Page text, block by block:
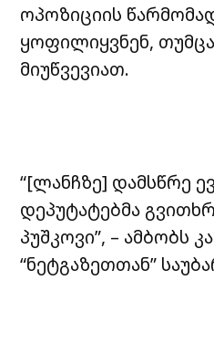
ოპოზიციის
ყოფილიყვნენ,
მიუწვევიათ.
“[ლანჩზე] დამსწრე
დეპუტატებმა
პუშკოვი”, – ამბობს
“ნეტგაზეთთან”